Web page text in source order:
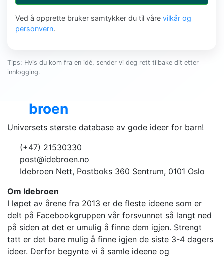
Ved å opprette bruker samtykker du til våre vilkår og
personvern.
Tips: Hvis du kom fra en idé, sender vi deg rett tilbake dit etter
innlogging.
broen
Universets største database av gode ideer for barn!
(+47) 21530330
post@idebroen.no
Idebroen Nett, Postboks 360 Sentrum, 0101 Oslo
Om Idebroen
I løpet av årene fra 2013 er de fleste ideene som er
delt på Facebookgruppen vår forsvunnet så langt ned
på siden at det er umulig å finne dem igjen. Strengt
tatt er det bare mulig å finne igjen de siste 3-4 dagers
ideer. Derfor begynte vi å samle ideene og